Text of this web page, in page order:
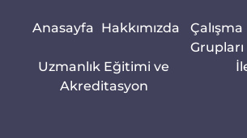
Anasayfa Hakkımızda
Çalışma
Grupları
Uzmanlık Eğitimi ve
Akreditasyon